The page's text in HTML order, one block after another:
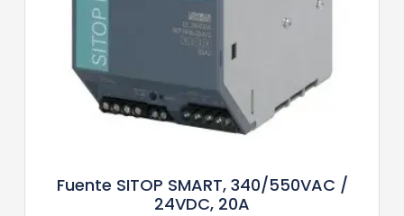
Fuente SITOP SMART, 340/550VAC /
24VDC, 20A